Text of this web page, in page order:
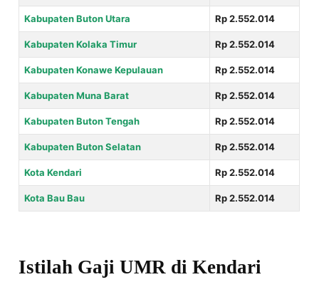
Kabupaten Buton Utara Rp 2.552.014
Kabupaten Kolaka Timur Rp 2.552.014
Kabupaten Konawe Kepulauan Rp 2.552.014
Kabupaten Muna Barat Rp 2.552.014
Kabupaten Buton Tengah Rp 2.552.014
Kabupaten Buton Selatan Rp 2.552.014
Kota Kendari Rp 2.552.014
Kota Bau Bau Rp 2.552.014
Istilah Gaji UMR di Kendari